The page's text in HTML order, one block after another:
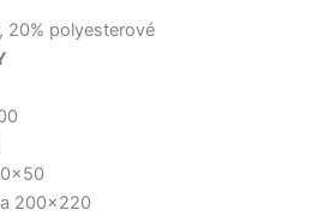
20% polyesterové
200×220